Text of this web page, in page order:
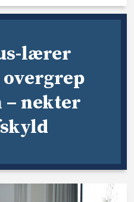
lærer
– nekter